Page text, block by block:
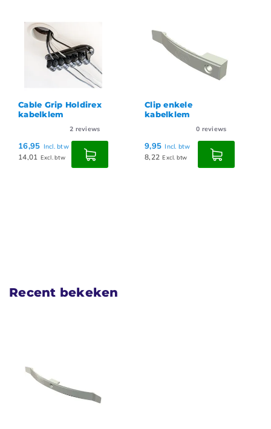
Cable Grip Holdirex
kabelklem
2 reviews
16,95 Incl. btw
14,01 Excl. btw
Clip enkele
kabelklem
0 reviews
9,95 Incl. btw
8,22 Excl. btw
Recent bekeken